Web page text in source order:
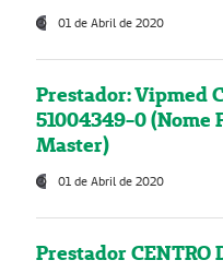
01 de Abril de 2020
Prestador: Vipmed
51004349-0 (Nome
Master)
01 de Abril de 2020
Prestador CENTRO